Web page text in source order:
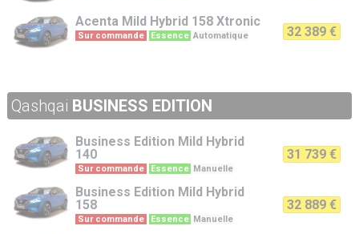
Acenta Mild Hybrid 158 Xtronic
Sur commande Essence Automatique 32 389 €
Qashqai BUSINESS EDITION
Business Edition Mild Hybrid
140
Sur commande Essence Manuelle
31 739 €
Business Edition Mild Hybrid
158
Sur commande Essence Manuelle
32 889 €